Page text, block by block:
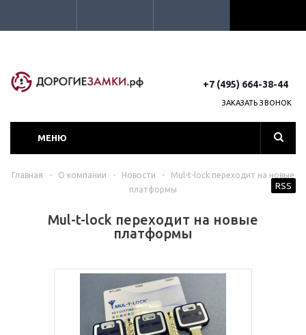
+7 (495) 664-38-44
ЗАКАЗАТЬ ЗВОНОК
МЕНЮ
Главная - О компании - Новости -
Mul-t-lock переходит на новые
платформы
Mul-t-lock переходит на новые
платформы
RSS